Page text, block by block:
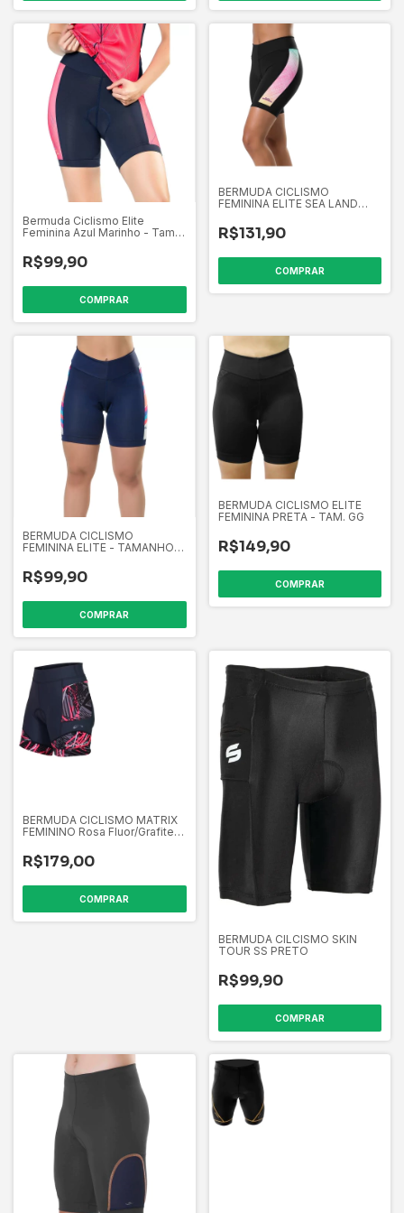
Bermuda Ciclismo Elite
Feminina Azul Marinho - Tam.
R$99,90
COMPRAR
BERMUDA CICLISMO
FEMININA ELITE SEA LAND
R$131,90
COMPRAR
BERMUDA CICLISMO
FEMININA ELITE - TAMANHO
R$99,90
COMPRAR
BERMUDA CICLISMO ELITE
FEMININA PRETA - TAM. GG
R$149,90
COMPRAR
BERMUDA CICLISMO MATRIX
FEMININO Rosa Fluor/Grafite -
R$179,00
COMPRAR
BERMUDA CILCISMO SKIN
TOUR SS PRETO
R$99,90
COMPRAR